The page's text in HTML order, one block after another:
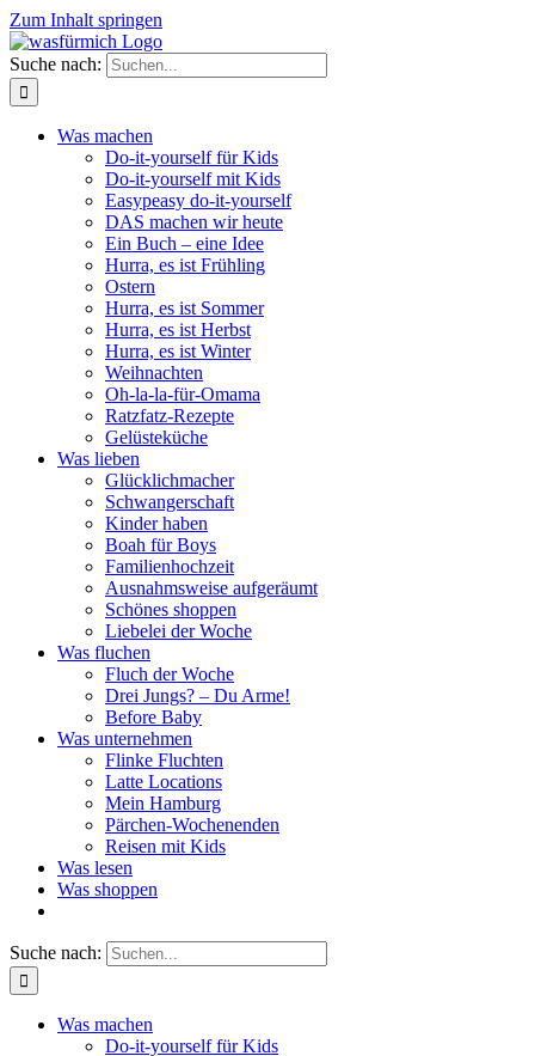
Zum Inhalt springen
Suche nach:
Was machen
Do-it-yourself für Kids
Do-it-yourself mit Kids
Easypeasy do-it-yourself
DAS machen wir heute
Ein Buch – eine Idee
Hurra, es ist Frühling
Ostern
Hurra, es ist Sommer
Hurra, es ist Herbst
Hurra, es ist Winter
Weihnachten
Oh-la-la-für-Omama
Ratzfatz-Rezepte
Gelüsteküche
Was lieben
Glücklichmacher
Schwangerschaft
Kinder haben
Boah für Boys
Familienhochzeit
Ausnahmsweise aufgeräumt
Schönes shoppen
Liebelei der Woche
Was fluchen
Fluch der Woche
Drei Jungs? – Du Arme!
Before Baby
Was unternehmen
Flinke Fluchten
Latte Locations
Mein Hamburg
Pärchen-Wochenenden
Reisen mit Kids
Was lesen
Was shoppen
Suche nach:
Was machen
Do-it-yourself für Kids